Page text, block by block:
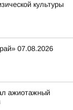
культуры
07.08.2026
ажиотажный